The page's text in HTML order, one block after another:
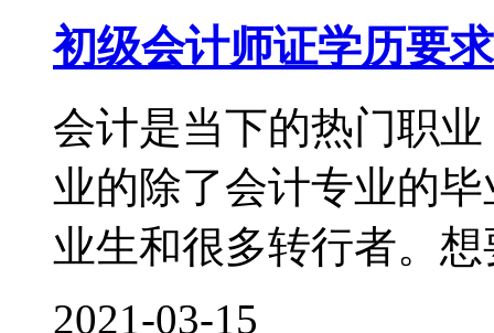
初级会计师证学历要
会计是当下的热门职
业的除了会计专业的
业生和很多转行者。
2021-03-15